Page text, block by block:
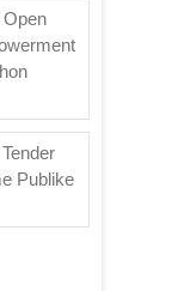
Publike